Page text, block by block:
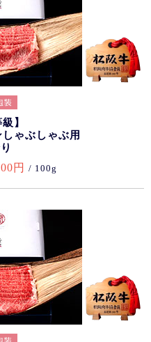
】
ゃぶしゃぶ用
円 / 100g